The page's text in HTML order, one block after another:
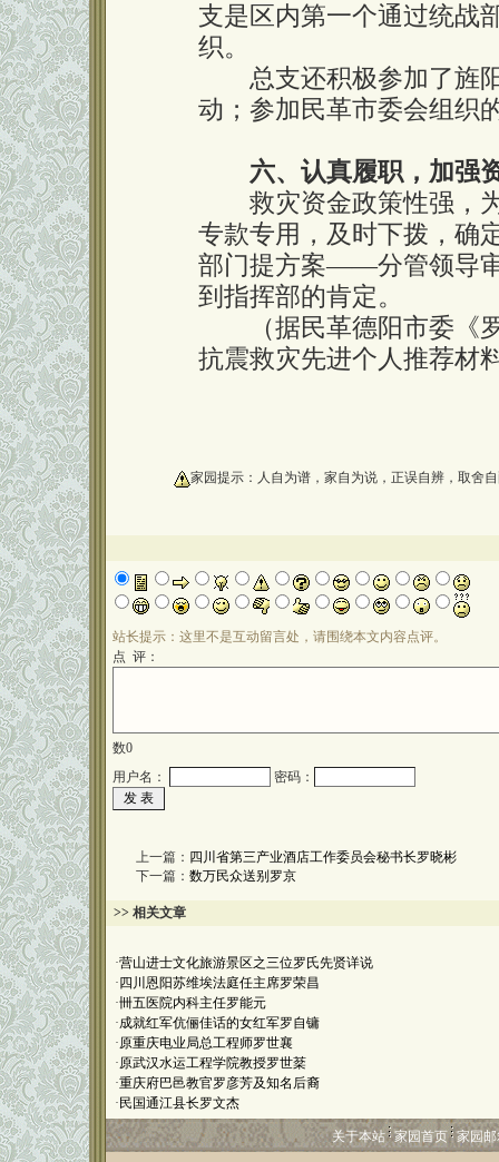
支是区内第一个通过统战
织。
总支还积极参加了旌阳
动；参加民革市委会组织
六、认真履职，加强
救灾资金政策性强，为
专款专用，及时下拨，确
部门提方案——分管领导
到指挥部的肯定。
（据民革德阳市委《罗
抗震救灾先进个人推荐材
家园提示：人自为谱，家自为说，正误自辨，取舍
站长提示：这里不是互动留言处，请围绕本文内容点评。
点 评：
数0
用户名：
密码：
上一篇： 四川省第三产业酒店工作委员会秘书长罗晓彬
下一篇： 数万民众送别罗京
>> 相关文章
·营山进士文化旅游景区之三位罗氏先贤详说
· 四川恩阳苏维埃法庭任主席罗荣昌
·卌五医院内科主任罗能元
·成就红军伉俪佳话的女红军罗自镛
·原重庆电业局总工程师罗世襄
·原武汉水运工程学院教授罗世棻
·重庆府巴邑教官罗彦芳及知名后裔
· 民国通江县长罗文杰
关于本站 家园首页 家园